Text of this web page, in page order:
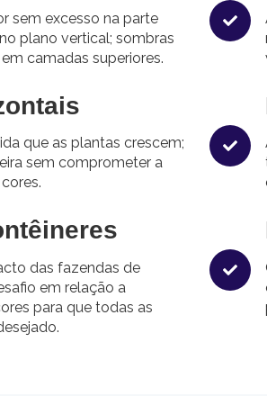
sem excesso na parte
plano vertical; sombras
camadas superiores.
que as plantas crescem;
sem comprometer a
das fazendas de
em relação a
para que todas as